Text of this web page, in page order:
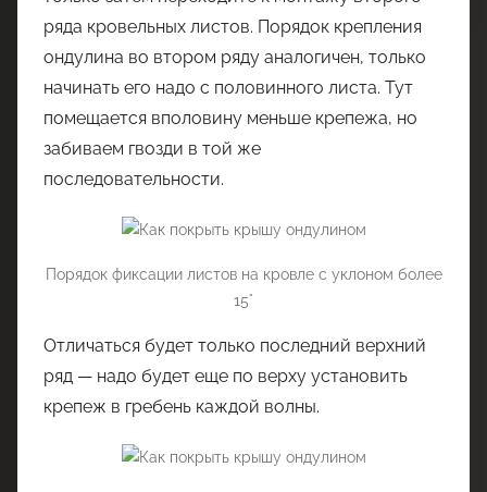
ряда кровельных листов. Порядок крепления
ондулина во втором ряду аналогичен, только
начинать его надо с половинного листа. Тут
помещается вполовину меньше крепежа, но
забиваем гвозди в той же
последовательности.
Порядок фиксации листов на кровле с уклоном более
15°
Отличаться будет только последний верхний
ряд — надо будет еще по верху установить
крепеж в гребень каждой волны.